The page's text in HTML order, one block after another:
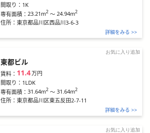
間取り： 1K
専有面積：23.21m2 ～ 24.94m2
住所：東京都品川区西品川3-6-3
詳細をみる >>
お気に入り追加
東都ビル
賃料： 11.4万円
間取り： 1LDK
専有面積：31.64m2 ～ 31.64m2
住所：東京都品川区東五反田2-7-11
詳細をみる >>
お気に入り追加